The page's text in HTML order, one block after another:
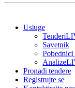
Usluge
Savetnik
Pobednici
Pronađi tendere
Registrujte se